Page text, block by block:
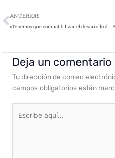
Ant
ANTERIOR
»Tenemos que compatibilizar el desarrollo de las tecnologías, la transformación digital y el negocio con el respeto de los derechos»
Deja un comentario
Tu dirección de correo
campos obligatorios están
aquí...